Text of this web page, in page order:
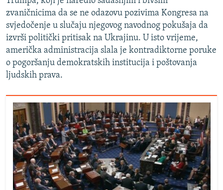
zvaničnicima da se ne odazovu pozivima Kongresa na
svjedočenje u slučaju njegovog navodnog pokušaja da
izvrši politički pritisak na Ukrajinu. U isto vrijeme,
američka administracija slala je kontradiktorne poruke
o pogoršanju demokratskih institucija i poštovanja
ljudskih prava.